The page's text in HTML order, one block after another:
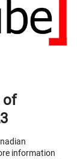
of
information